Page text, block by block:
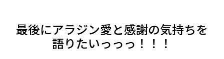
最後にアラジン愛と感謝の気持ちを
語りたいっっっ！！！